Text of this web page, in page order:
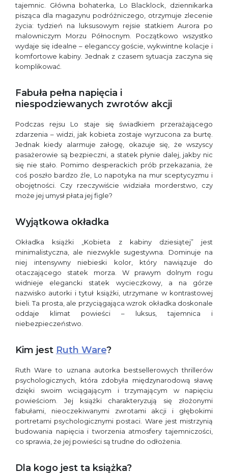
tajemnic. Główna bohaterka, Lo Blacklock, dziennikarka
pisząca dla magazynu podróżniczego, otrzymuje zlecenie
życia: tydzień na luksusowym rejsie statkiem Aurora po
malowniczym Morzu Północnym. Początkowo wszystko
wydaje się idealne – eleganccy goście, wykwintne kolacje i
komfortowe kabiny. Jednak z czasem sytuacja zaczyna się
komplikować.
Fabuła pełna napięcia i
niespodziewanych zwrotów akcji
Podczas rejsu Lo staje się świadkiem przerażającego
zdarzenia – widzi, jak kobieta zostaje wyrzucona za burtę.
Jednak kiedy alarmuje załogę, okazuje się, że wszyscy
pasażerowie są bezpieczni, a statek płynie dalej, jakby nic
się nie stało. Pomimo desperackich prób przekazania, że
coś poszło bardzo źle, Lo napotyka na mur sceptycyzmu i
obojętności. Czy rzeczywiście widziała morderstwo, czy
może jej umysł płata jej figle?
Wyjątkowa okładka
Okładka książki „Kobieta z kabiny dziesiątej” jest
minimalistyczna, ale niezwykle sugestywna. Dominuje na
niej intensywny niebieski kolor, który nawiązuje do
otaczającego statek morza. W prawym dolnym rogu
widnieje elegancki statek wycieczkowy, a na górze
nazwisko autorki i tytuł książki, utrzymane w kontrastowej
bieli. Ta prosta, ale przyciągająca wzrok okładka doskonale
oddaje klimat powieści – luksus, tajemnica i
niebezpieczeństwo.
Kim jest Ruth Ware?
Ruth Ware to uznana autorka bestsellerowych thrillerów
psychologicznych, która zdobyła międzynarodową sławę
dzięki swoim wciągającym i trzymającym w napięciu
powieściom. Jej książki charakteryzują się złożonymi
fabułami, nieoczekiwanymi zwrotami akcji i głębokimi
portretami psychologicznymi postaci. Ware jest mistrzynią
budowania napięcia i tworzenia atmosfery tajemniczości,
co sprawia, że jej powieści są trudne do odłożenia.
Dla kogo jest ta książka?